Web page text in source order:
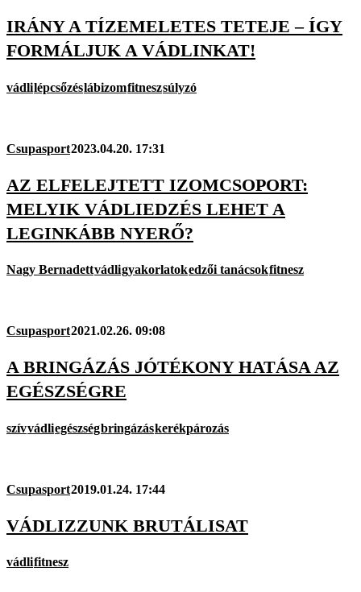
IRÁNY A TÍZEMELETES TETEJE – ÍGY
FORMÁLJUK A VÁDLINKAT!
vádlilépcsőzéslábizomfitneszsúlyzó
Csupasport2023.04.20. 17:31
AZ ELFELEJTETT IZOMCSOPORT:
MELYIK VÁDLIEDZÉS LEHET A
LEGINKÁBB NYERŐ?
Nagy Bernadettvádligyakorlatokedzői tanácsokfitnesz
Csupasport2021.02.26. 09:08
A BRINGÁZÁS JÓTÉKONY HATÁSA AZ
EGÉSZSÉGRE
szívvádliegészségbringázáskerékpározás
Csupasport2019.01.24. 17:44
VÁDLIZZUNK BRUTÁLISAT
vádlifitnesz